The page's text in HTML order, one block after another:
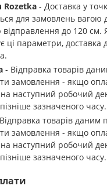
Rozetka - Доставка у
для замовлень вагою
до 120 см.
ці параметри, доставка
- Відправка товарів
замовлення - якщо
на наступний робочий
зазначеного часу.
товарів даним
замовлення - якщо
на наступний робочий
зазначеного часу.